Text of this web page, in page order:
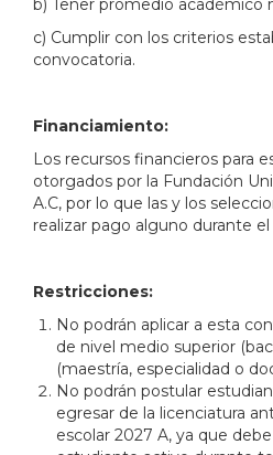
b) Tener promedio académico
c) Cumplir con los criterios
convocatoria.
Financiamiento:
Los recursos financieros para
otorgados por la Fundación
A.C, por lo que las y los
realizar pago alguno durante
Restricciones:
No podrán aplicar a esta
de nivel medio superior
(maestría, especialidad o
No podrán postular
egresar de la licenciatura
escolar 2027 A, ya que